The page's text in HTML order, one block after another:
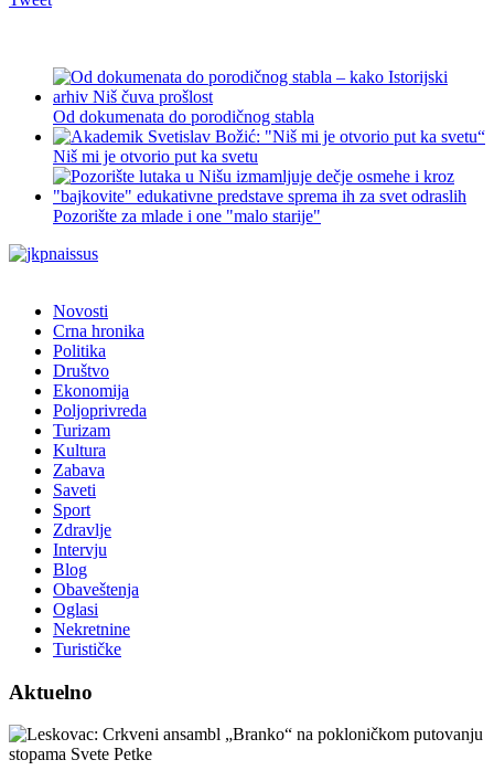
Od dokumenata do porodičnog stabla
Niš mi je otvorio put ka svetu
Pozorište za mlade i one "malo starije"
Novosti
Crna hronika
Politika
Društvo
Ekonomija
Poljoprivreda
Turizam
Kultura
Zabava
Saveti
Sport
Zdravlje
Intervju
Blog
Obaveštenja
Oglasi
Nekretnine
Turističke
Aktuelno